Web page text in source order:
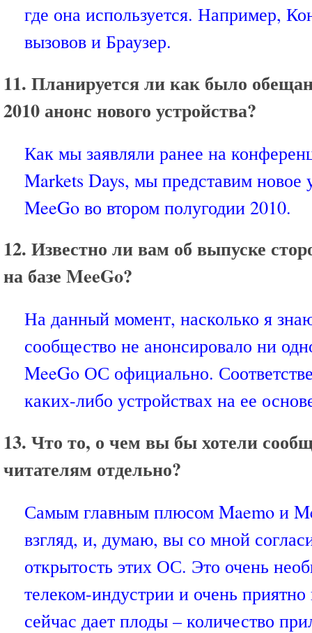
где она используется. Например,
вызовов и Браузер.
11. Планируется ли как было
2010 анонс нового устройства?
Как мы заявляли ранее на
Markets Days, мы представим новое
MeeGo во втором полугодии 2010.
12. Известно ли вам об выпуске
на базе MeeGo?
На данный момент, насколько я
сообщество не анонсировало ни
MeeGo ОС официально.
каких-либо устройствах на ее
13. Что то, о чем вы бы хотели
читателям отдельно?
Самым главным плюсом Maemo и
взгляд, и, думаю, вы со мной
открытость этих ОС. Это очень
телеком-индустрии и очень
сейчас дает плоды – количество